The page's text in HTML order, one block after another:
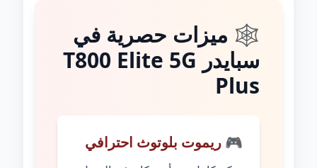
🕸️ ميزات حصرية في
سبايدر T800 Elite 5G
Plus
🎮 ريموت بلوتوث احترافي